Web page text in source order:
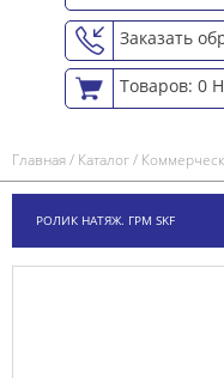
Заказать
Товаров: 0
Главная/ Каталог/
РОЛИК НАТЯЖ. ГРМ SKF